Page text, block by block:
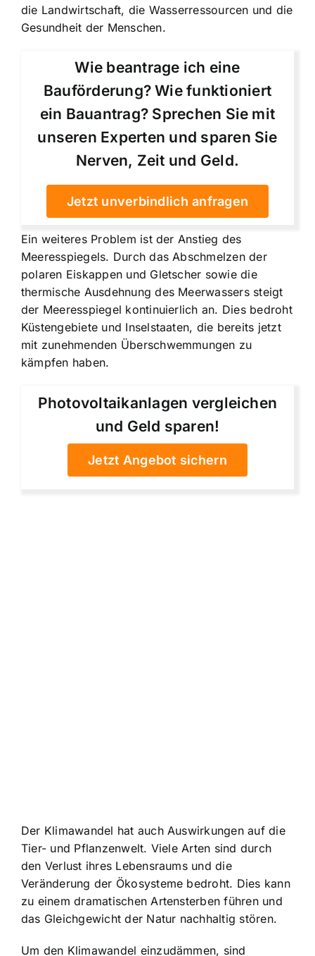
die Landwirtschaft, die Wasserressourcen und die
Gesundheit der Menschen.
Wie beantrage ich eine
Bauförderung? Wie funktioniert
ein Bauantrag? Sprechen Sie mit
unseren Experten und sparen Sie
Nerven, Zeit und Geld.
Jetzt unverbindlich anfragen
Ein weiteres Problem ist der Anstieg des
Meeresspiegels. Durch das Abschmelzen der
polaren Eiskappen und Gletscher sowie die
thermische Ausdehnung des Meerwassers steigt
der Meeresspiegel kontinuierlich an. Dies bedroht
Küstengebiete und Inselstaaten, die bereits jetzt
mit zunehmenden Überschwemmungen zu
kämpfen haben.
Photovoltaikanlagen vergleichen
und Geld sparen!
Jetzt Angebot sichern
Der Klimawandel hat auch Auswirkungen auf die
Tier- und Pflanzenwelt. Viele Arten sind durch
den Verlust ihres Lebensraums und die
Veränderung der Ökosysteme bedroht. Dies kann
zu einem dramatischen Artensterben führen und
das Gleichgewicht der Natur nachhaltig stören.
Um den Klimawandel einzudämmen, sind